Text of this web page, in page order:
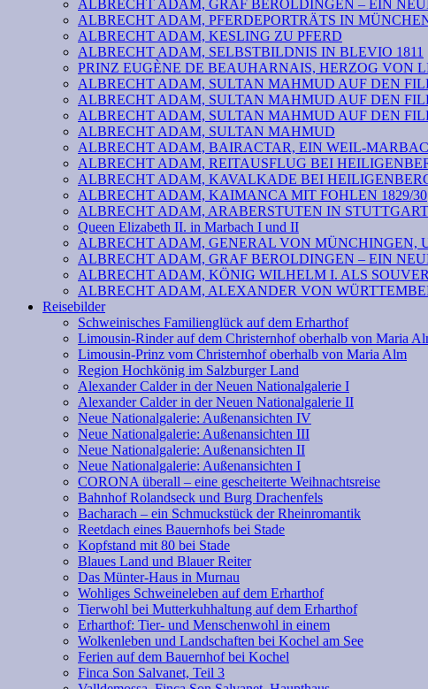
ALBRECHT ADAM, GRAF BEROLDINGEN – EIN
ALBRECHT ADAM, PFERDEPORTRÄTS IN
ALBRECHT ADAM, KESLING ZU PFERD
ALBRECHT ADAM, SELBSTBILDNIS IN BLEVIO 1811
PRINZ EUGÈNE DE BEAUHARNAIS, HERZOG VON
ALBRECHT ADAM, SULTAN MAHMUD AUF DEN
ALBRECHT ADAM, SULTAN MAHMUD AUF DEN
ALBRECHT ADAM, SULTAN MAHMUD AUF DEN
ALBRECHT ADAM, SULTAN MAHMUD
ALBRECHT ADAM, BAIRACTAR, EIN WEIL-
ALBRECHT ADAM, REITAUSFLUG BEI
ALBRECHT ADAM, KAVALKADE BEI
ALBRECHT ADAM, KAIMANCA MIT FOHLEN 1829/30
ALBRECHT ADAM, ARABERSTUTEN IN
Queen Elizabeth II. in Marbach I und II
ALBRECHT ADAM, GENERAL VON MÜNCHINGEN,
ALBRECHT ADAM, GRAF BEROLDINGEN – EIN
ALBRECHT ADAM, KÖNIG WILHELM I. ALS
ALBRECHT ADAM, ALEXANDER VON
Reisebilder
Schweinisches Familienglück auf dem Erharthof
Limousin-Rinder auf dem Christernhof oberhalb von Maria
Limousin-Prinz vom Christernhof oberhalb von Maria Alm
Region Hochkönig im Salzburger Land
Alexander Calder in der Neuen Nationalgalerie I
Alexander Calder in der Neuen Nationalgalerie II
Neue Nationalgalerie: Außenansichten IV
Neue Nationalgalerie: Außenansichten III
Neue Nationalgalerie: Außenansichten II
Neue Nationalgalerie: Außenansichten I
CORONA überall – eine gescheiterte Weihnachtsreise
Bahnhof Rolandseck und Burg Drachenfels
Bacharach – ein Schmuckstück der Rheinromantik
Reetdach eines Bauernhofs bei Stade
Kopfstand mit 80 bei Stade
Blaues Land und Blauer Reiter
Das Münter-Haus in Murnau
Wohliges Schweineleben auf dem Erharthof
Tierwohl bei Mutterkuhhaltung auf dem Erharthof
Erharthof: Tier- und Menschenwohl in einem
Wolkenleben und Landschaften bei Kochel am See
Ferien auf dem Bauernhof bei Kochel
Finca Son Salvanet, Teil 3